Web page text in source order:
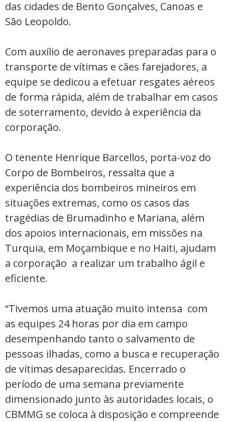
das cidades de Bento Gonçalves, Canoas e
São Leopoldo.
Com auxílio de aeronaves preparadas para o
transporte de vítimas e cães farejadores, a
equipe se dedicou a efetuar resgates aéreos
de forma rápida, além de trabalhar em casos
de soterramento, devido à experiência da
corporação.
O tenente Henrique Barcellos, porta-voz do
Corpo de Bombeiros, ressalta que a
experiência dos bombeiros mineiros em
situações extremas, como os casos das
tragédias de Brumadinho e Mariana, além
dos apoios internacionais, em missões na
Turquia, em Moçambique e no Haiti, ajudam
a corporação a realizar um trabalho ágil e
eficiente.
“Tivemos uma atuação muito intensa com
as equipes 24 horas por dia em campo
desempenhando tanto o salvamento de
pessoas ilhadas, como a busca e recuperação
de vítimas desaparecidas. Encerrado o
período de uma semana previamente
dimensionado junto às autoridades locais, o
CBMMG se coloca à disposição e compreende